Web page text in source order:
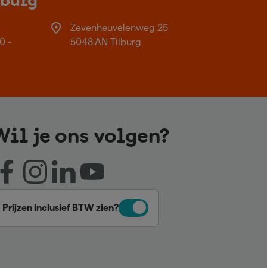
-
Zevenheuvelenweg 25
5048 AN Tilburg
je ons volgen?
Prijzen inclusief BTW zien?